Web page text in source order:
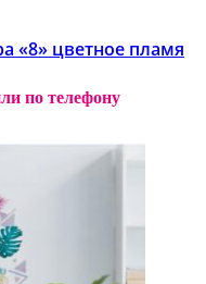
«8» цветное пламя
по телефону